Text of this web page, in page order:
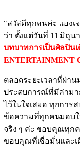
"สวัสดีทุกคนค่ะ แองเ
ว่า ตั้งแต่วันที่ 11 มิถุน
บทบาทการเป็นศิลปินเ
ENTERTAINMENT
ตลอดระยะเวลาที่ผ่าน
ประสบการณ์ที่มีค่ามา
ไว้ในใจเสมอ ทุกการ
ข้อความที่ทุกคนมอบใ
จริง ๆ ค่ะ ขอบคุณทุก
ขอบคุณที่เชื่อมั่นและเ